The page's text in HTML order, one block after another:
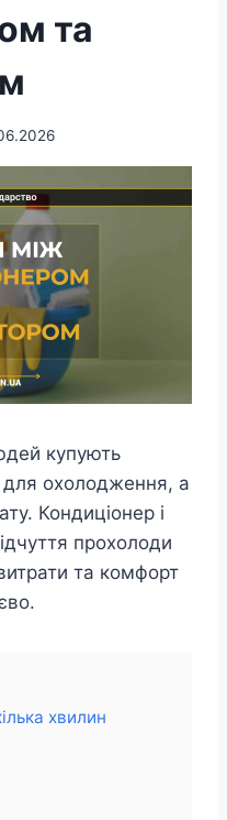
та
купують
для охолодження, а
Кондиціонер і
прохолоди
та комфорт
хвилин